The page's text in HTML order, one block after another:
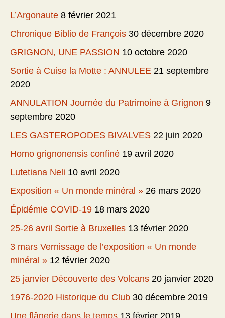
L’Argonaute 8 février 2021
Chronique Biblio de François 30 décembre 2020
GRIGNON, UNE PASSION 10 octobre 2020
Sortie à Cuise la Motte : ANNULEE 21 septembre
2020
ANNULATION Journée du Patrimoine à Grignon 9
septembre 2020
LES GASTEROPODES BIVALVES 22 juin 2020
Homo grignonensis confiné 19 avril 2020
Lutetiana Neli 10 avril 2020
Exposition « Un monde minéral » 26 mars 2020
Épidémie COVID-19 18 mars 2020
25-26 avril Sortie à Bruxelles 13 février 2020
3 mars Vernissage de l’exposition « Un monde
minéral » 12 février 2020
25 janvier Découverte des Volcans 20 janvier 2020
1976-2020 Historique du Club 30 décembre 2019